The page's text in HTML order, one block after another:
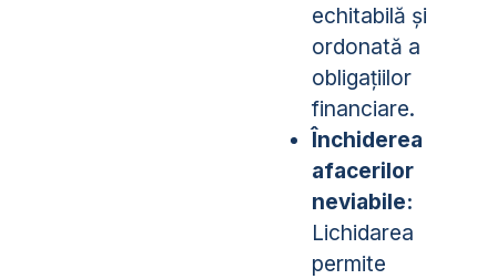
echitabilă și
ordonată a
obligațiilor
financiare.
Închiderea
afacerilor
neviabile:
Lichidarea
permite